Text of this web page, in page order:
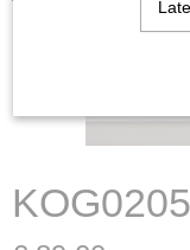
KOG0205